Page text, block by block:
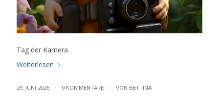
Tag der Kamera
Weiterlesen
29. JUNI 2026 / 0 KOMMENTARE / VON BETTINA